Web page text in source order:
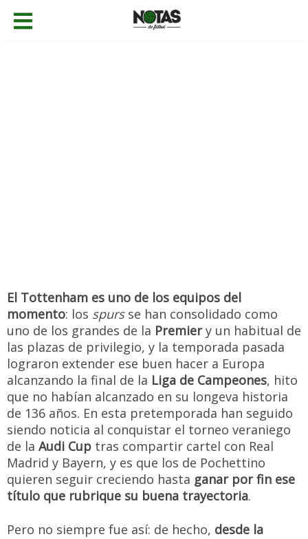
El Tottenham es uno de los equipos del
momento: los spursse han consolidado como
uno de los grandes de la Premiery un habitual de
las plazas de privilegio, y la temporada pasada
lograron extender ese buen hacer a Europa
alcanzando la final de la Liga de Campeones, hito
que no habían alcanzado en su longeva historia
de 136 años. En esta pretemporada han seguido
siendo noticia al conquistar el torneo veraniego
de la Audi Cup tras compartir cartel con Real
Madrid y Bayern, y es que los de Pochettino
quieren seguir creciendo hasta ganar por fin ese
título que rubrique su buena trayectoria.
Pero no siempre fue así: de hecho, desde la